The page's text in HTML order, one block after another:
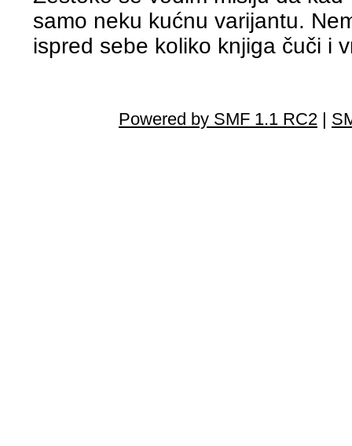
samo neku kućnu varijantu.
ispred sebe koliko knjiga čuči i
Powered by SMF 1.1 RC2 |